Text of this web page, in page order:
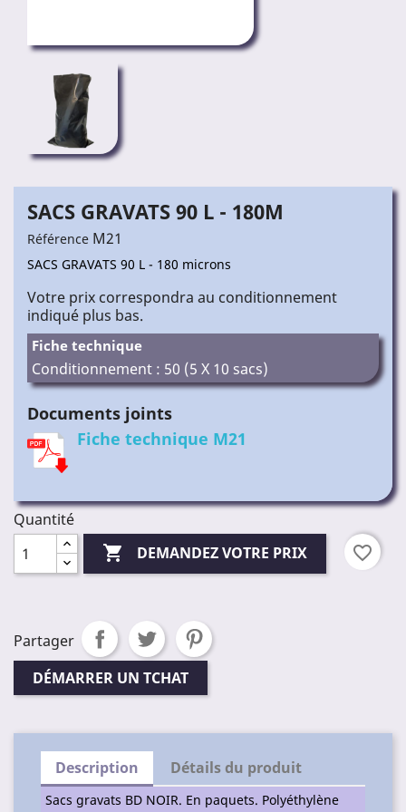
SACS GRAVATS 90 L - 180Μ
Référence M21
SACS GRAVATS 90 L - 180 microns
Votre prix correspondra au conditionnement
indiqué plus bas.
Fiche technique
Conditionnement : 50 (5 X 10 sacs)
Documents joints
Fiche technique M21
Quantité
 DEMANDEZ VOTRE PRIX favorite_border
Partager
DÉMARRER UN TCHAT
Description Détails du produit
Sacs gravats BD NOIR. En paquets. Polyéthylène